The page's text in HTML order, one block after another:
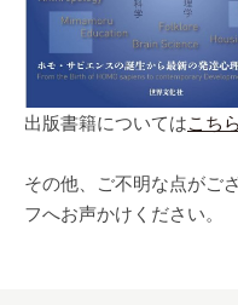
出版書籍についてはこちら
その他、ご不明な点がご
フへお声かけください。